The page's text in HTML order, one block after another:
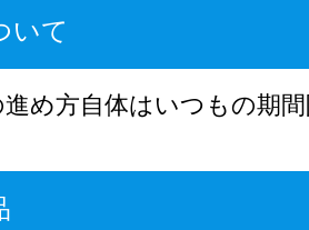
いて
め方自体はいつもの期